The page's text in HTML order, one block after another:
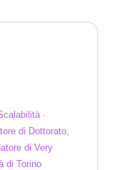
·
di Dottorato,
di Very
di Torino